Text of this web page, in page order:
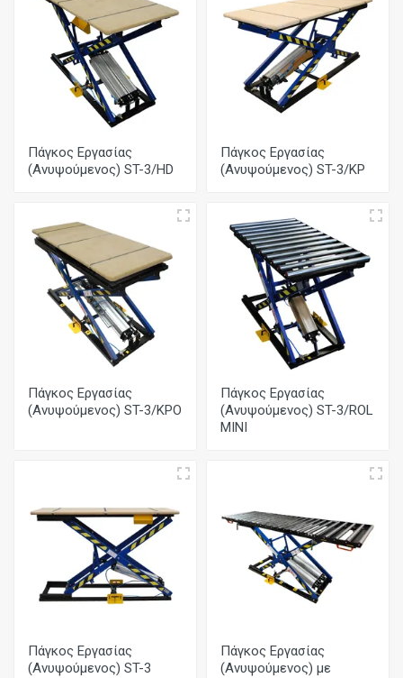
Πάγκος Εργασίας
(Ανυψούμενος) ST-3/HD
Πάγκος Εργασίας
(Ανυψούμενος) ST-3/KP
Πάγκος Εργασίας
(Ανυψούμενος) ST-3/KPO
Πάγκος Εργασίας
(Ανυψούμενος) ST-3/ROL
MINI
Πάγκος Εργασίας
(Ανυψούμενος) ST-3
Πάγκος Εργασίας
(Ανυψούμενος) με